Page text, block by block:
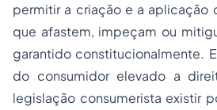
permitir a criação e a aplicação
que afastem, impeçam ou
garantido constitucionalmente.
do consumidor elevado a
legislação consumerista existir